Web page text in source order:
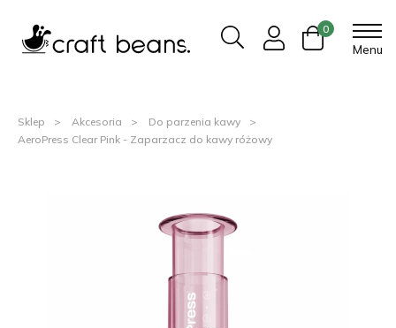
Menu
0
Sklep Akcesoria
Do parzenia kawy
AeroPress Clear Pink - Zaparzacz do kawy różowy